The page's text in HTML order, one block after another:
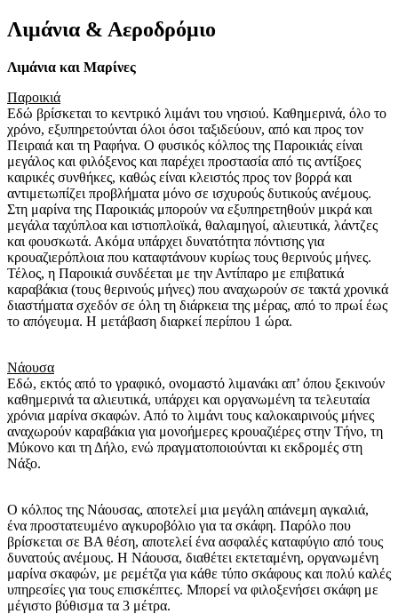
Λιμάνια & Αεροδρόμιο
Λιμάνια και Μαρίνες
Παροικιά
Εδώ βρίσκεται το κεντρικό λιμάνι του νησιού. Καθημερινά, όλο το
χρόνο, εξυπηρετούνται όλοι όσοι ταξιδεύουν, από και προς τον
Πειραιά και τη Ραφήνα. Ο φυσικός κόλπος της Παροικιάς είναι
μεγάλος και φιλόξενος και παρέχει προστασία από τις αντίξοες
καιρικές συνθήκες, καθώς είναι κλειστός προς τον βορρά και
αντιμετωπίζει προβλήματα μόνο σε ισχυρούς δυτικούς ανέμους.
Στη μαρίνα της Παροικιάς μπορούν να εξυπηρετηθούν μικρά και
μεγάλα ταχύπλοα και ιστιοπλοϊκά, θαλαμηγοί, αλιευτικά, λάντζες
και φουσκωτά. Ακόμα υπάρχει δυνατότητα πόντισης για
κρουαζιερόπλοια που καταφτάνουν κυρίως τους θερινούς μήνες.
Τέλος, η Παροικιά συνδέεται με την Αντίπαρο με επιβατικά
καραβάκια (τους θερινούς μήνες) που αναχωρούν σε τακτά χρονικά
διαστήματα σχεδόν σε όλη τη διάρκεια της μέρας, από το πρωί έως
το απόγευμα. Η μετάβαση διαρκεί περίπου 1 ώρα.
Νάουσα
Εδώ, εκτός από το γραφικό, ονομαστό λιμανάκι απ’ όπου ξεκινούν
καθημερινά τα αλιευτικά, υπάρχει και οργανωμένη τα τελευταία
χρόνια μαρίνα σκαφών. Από το λιμάνι τους καλοκαιρινούς μήνες
αναχωρούν καραβάκια για μονοήμερες κρουαζιέρες στην Τήνο, τη
Μύκονο και τη Δήλο, ενώ πραγματοποιούνται κι εκδρομές στη
Νάξο.
Ο κόλπος της Νάουσας, αποτελεί μια μεγάλη απάνεμη αγκαλιά,
ένα προστατευμένο αγκυροβόλιο για τα σκάφη. Παρόλο που
βρίσκεται σε ΒΑ θέση, αποτελεί ένα ασφαλές καταφύγιο από τους
δυνατούς ανέμους. Η Νάουσα, διαθέτει εκτεταμένη, οργανωμένη
μαρίνα σκαφών, με ρεμέτζα για κάθε τύπο σκάφους και πολύ καλές
υπηρεσίες για τους επισκέπτες. Μπορεί να φιλοξενήσει σκάφη με
μέγιστο βύθισμα τα 3 μέτρα.